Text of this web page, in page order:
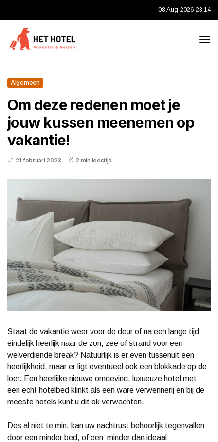
08 Aug 2026 23:14
Algemeen
Om deze redenen moet je
jouw kussen meenemen op
vakantie!
21 februari 2023 2 min leestijd
Staat de vakantie weer voor de deur of na een lange tijd
eindelijk heerlijk naar de zon, zee of strand voor een
welverdiende break? Natuurlijk is er even tussenuit een
heerlijkheid, maar er ligt eventueel ook een blokkade op de
loer. Een heerlijke nieuwe omgeving, luxueuze hotel met
een echt hotelbed klinkt als een ware verwennerij en bij de
meeste hotels kunt u dit ok verwachten.
Des al niet te min, kan uw nachtrust behoorlijk tegenvallen
door een minder bed, of een minder dan ideaal